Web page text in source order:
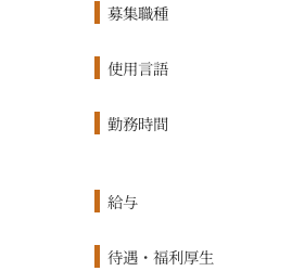
募集職種
使用言語
勤務時間
給与
待遇・福利厚生